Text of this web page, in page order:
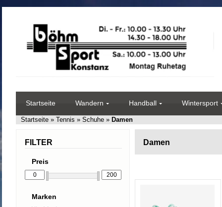
Startseite Wandern Handball Wintersport
Startseite » Tennis » Schuhe » Damen
Damen
FILTER
Preis
Marken